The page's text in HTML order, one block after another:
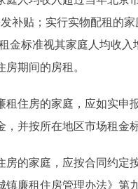
补贴；实行实物配租的
金标准视其家庭人均收
期间的房租。
房的家庭，应如实申报
，并按所在地区市场租金
家庭，应按合同约定按
镇廉租住房管理办法》第